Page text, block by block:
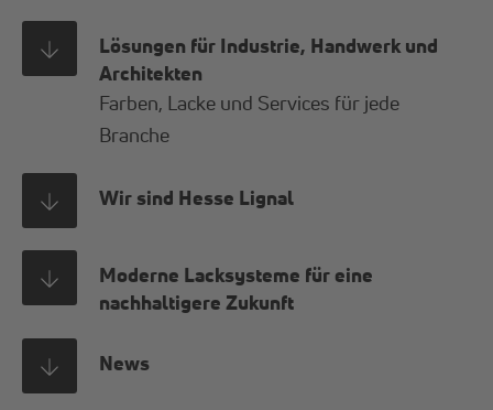
Lösungen für Industrie, Handwerk und
Architekten
Farben, Lacke und Services für jede
Branche
Wir sind Hesse Lignal
Moderne Lacksysteme für eine
nachhaltigere Zukunft
News